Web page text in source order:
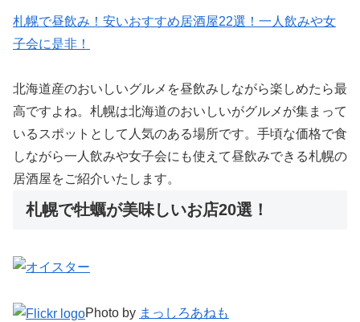
札幌で昼飲み！安いおすすめ居酒屋22選！一人飲みや女
子会に是非！
北海道産のおいしいグルメを昼飲みしながら楽しめたら最
高ですよね。札幌は北海道のおいしいがグルメが集まって
いるスポットとして人気のある場所です。手頃な価格で食
しながら一人飲みや女子会にも使えて昼飲みできる札幌の
居酒屋をご紹介いたします。
札幌で牡蠣が美味しいお店20選！
Photo by まっしろあねも